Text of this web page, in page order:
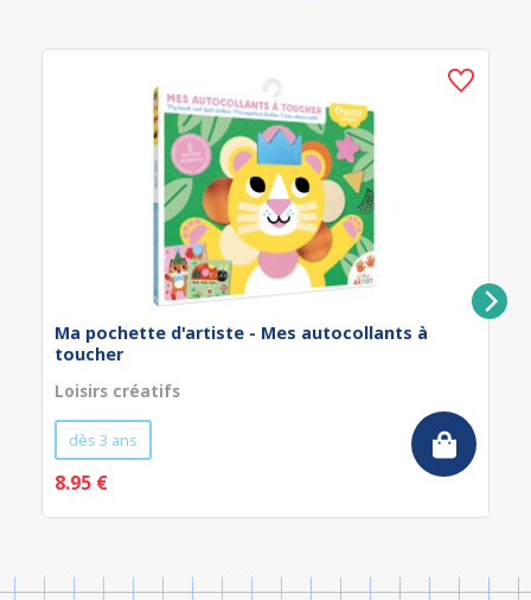
Ma pochette d'artiste - Mes autocollants à
toucher
Loisirs créatifs
dès 3 ans
8.95 €